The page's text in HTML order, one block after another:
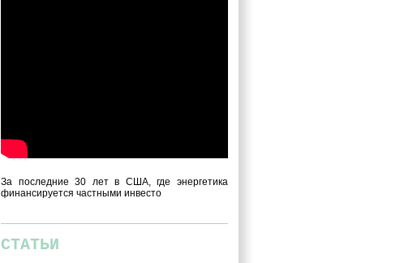
За последние 30 лет в США, где энергетика
финансируется частными инвесто
СТАТЬИ